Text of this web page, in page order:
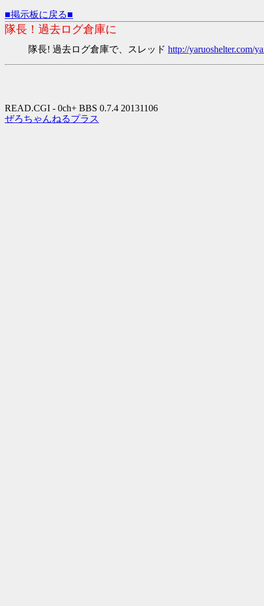
■掲示板に戻る■
隊長！過去ログ倉庫に
隊長! 過去ログ倉庫で、スレッド http://yaruoshelter.com/
READ.CGI - 0ch+ BBS 0.7.4 20131106
ぜろちゃんねるプラス